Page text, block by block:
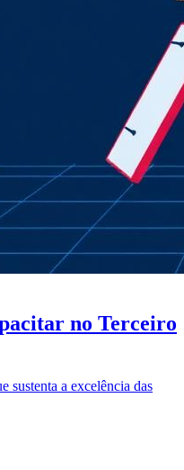
no Terceiro
sustenta a excelência das